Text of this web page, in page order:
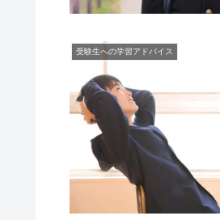
受験生への学習アドバイス